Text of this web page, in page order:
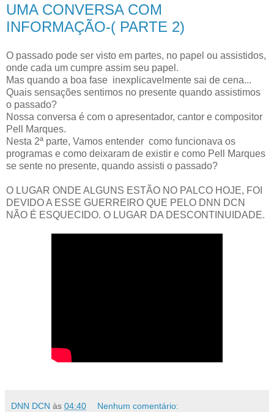
UMA CONVERSA COM
INFORMAÇÃO-( PARTE 2)
O passado pode ser visto em partes, no papel ou assistidos,
onde cada um cumpre assim seu papel.
Mas quando a boa fase inexplicavelmente sai de cena...
Quais sensações sentimos no presente quando assistimos
o passado?
Nossa conversa é com o apresentador, cantor e compositor
Pell Marques.
Nesta 2ª parte, Vamos entender como funcionava os
programas e como deixaram de existir e como Pell Marques
se sente no presente, quando assisti o passado?
O LUGAR ONDE ALGUNS ESTÃO NO PALCO HOJE, FOI
DEVIDO A ESSE GUERREIRO QUE PELO DNN DCN
NÃO É ESQUECIDO. O LUGAR DA DESCONTINUIDADE.
DNN DCN às 04:40 Nenhum comentário: